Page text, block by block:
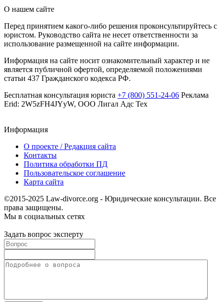
О нашем сайте
Перед принятием какого-либо решения проконсультируйтесь с
юристом. Руководство сайта не несет ответственности за
использование размещенной на сайте информации.
Информация на сайте носит ознакомительный характер и не
является публичной офертой, определяемой положениями
статьи 437 Гражданского кодекса РФ.
Бесплатная консультация юриста +7 (800) 551-24-06 Реклама
Erid: 2W5zFH4JYyW, ООО Лигал Адс Тех
Информация
О проекте / Редакция сайта
Контакты
Политика обработки ПД
Пользовательское соглашение
Карта сайта
©2015-2025 Law-divorce.org - Юридические консультации. Все
права защищены.
Мы в социальных сетях
Задать вопрос эксперту